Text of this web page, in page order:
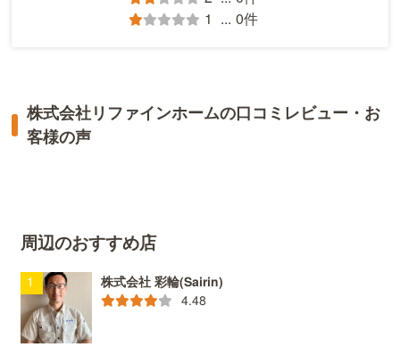
1 ... 0件
株式会社リファインホームの口コミレビュー・お
客様の声
周辺のおすすめ店
株式会社 彩輪(Sairin)
4.48